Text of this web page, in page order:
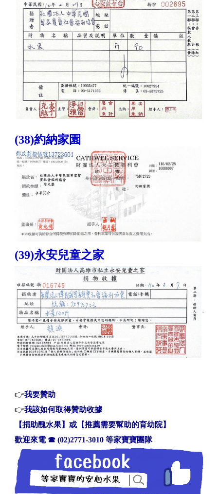
(38)約納家園
(39)永安兒童之家
👉我要贊助
👉我該如何取得贊助收據
【捐助醜水果】或【推薦需要幫助的育幼院】
歡迎來電☎ (02)2771-3010 等家寶寶團隊